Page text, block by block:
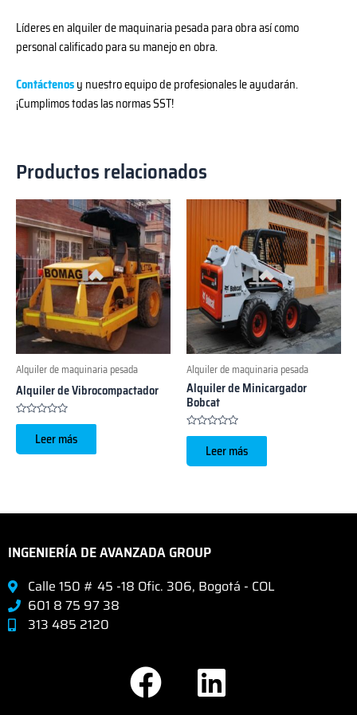
Líderes en alquiler de maquinaria pesada para obra así como
personal calificado para su manejo en obra.
Contáctenosy nuestro equipo de profesionales le ayudarán.
¡Cumplimos todas las normas SST!
Productos relacionados
Alquiler de maquinaria pesada
Alquiler de Vibrocompactador
Valorado
de
Leer más
Alquiler de maquinaria pesada
Alquiler de Minicargador
Bobcat
Valorado
de
Leer más
INGENIERÍA DE AVANZADA GROUP
Calle 150 # 45 -18 Ofic. 306, Bogotá - COL
601 8 75 97 38
313 485 2120
F
a
L
i